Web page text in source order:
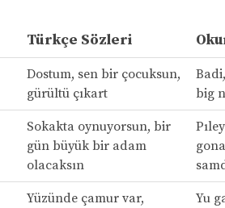
Türkçe Sözleri
Dostum, sen bir çocuksun,
gürültü çıkart
big
Sokakta oynuyorsun, bir
gün büyük bir adam
olacaksın
Yüzünde çamur var,
Yu